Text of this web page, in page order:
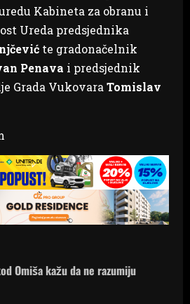
Kabineta za obranu i
Ureda predsjednika
te gradonačelnik
Penava i predsjednik
Grada Vukovara Tomislav
Omiša kažu da ne razumiju